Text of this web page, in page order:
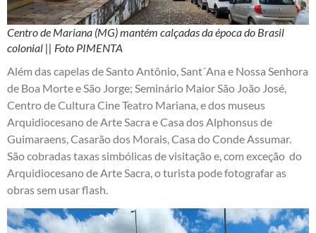
Centro de Mariana (MG) mantém calçadas da época do Brasil
colonial || Foto PIMENTA
Além das capelas de Santo Antônio, Sant´Ana e Nossa Senhora
de Boa Morte e São Jorge; Seminário Maior São João José,
Centro de Cultura Cine Teatro Mariana, e dos museus
Arquidiocesano de Arte Sacra e Casa dos Alphonsus de
Guimaraens, Casarão dos Morais, Casa do Conde Assumar.
São cobradas taxas simbólicas de visitação e, com exceção do
Arquidiocesano de Arte Sacra, o turista pode fotografar as
obras sem usar flash.